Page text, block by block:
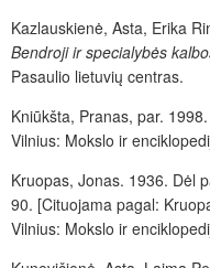
Kazlauskienė, Asta, Erika
Bendroji ir specialybės
Pasaulio lietuvių centras.
Kniūkšta, Pranas, par. 1998.
Vilnius: Mokslo ir
Kruopas, Jonas. 1936. Dėl
90. [Cituojama pagal:
Vilnius: Mokslo ir